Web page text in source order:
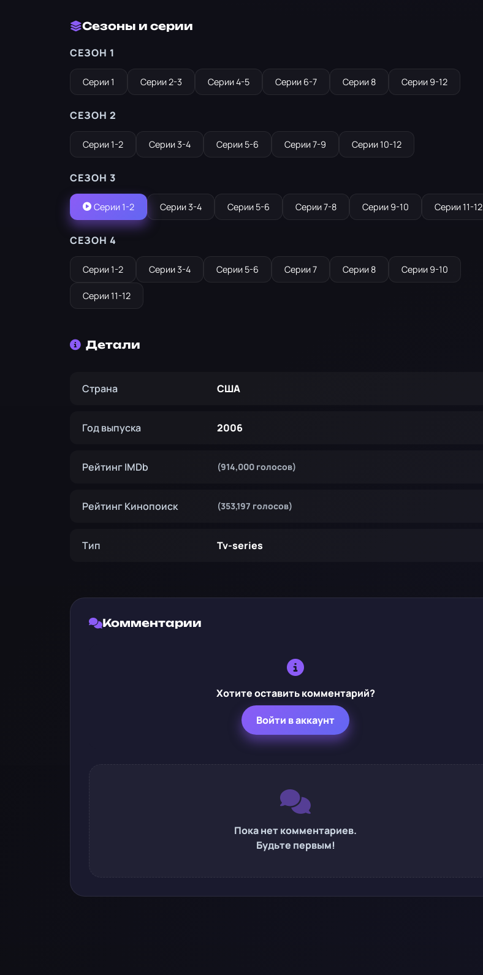
Сезоны и серии
СЕЗОН 1
Серии 1 Серии 2-3 Серии 4-5 Серии 6-7 Серии 8 Серии 9-12
СЕЗОН 2
Серии 1-2 Серии 3-4 Серии 5-6 Серии 7-9 Серии 10-12
СЕЗОН 3
Серии 1-2 Серии 3-4 Серии 5-6 Серии 7-8 Серии 9-10 Серии 11-12
СЕЗОН 4
Серии 1-2 Серии 3-4 Серии 5-6 Серии 7 Серии 8 Серии 9-10
Серии 11-12
Детали
Страна США
Год выпуска 2006
Рейтинг IMDb (914,000 голосов)
Рейтинг Кинопоиск (353,197 голосов)
Тип Tv-series
Комментарии
Хотите оставить комментарий?
Войти в аккаунт
Пока нет комментариев.
Будьте первым!